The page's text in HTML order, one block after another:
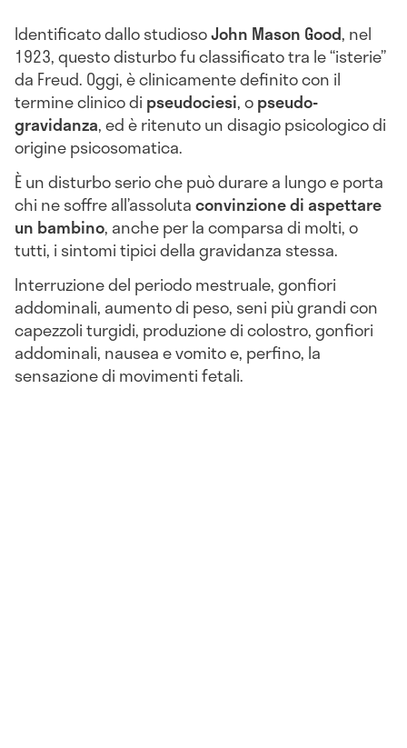
Identificato dallo studiosoJohn Mason Good, nel
1923, questo disturbo fu classificato tra le “isterie”
da Freud. Oggi, è clinicamente definito con il
termine clinico di pseudociesi, opseudo-
gravidanza, ed è ritenuto un disagio psicologico di
origine psicosomatica.
È un disturbo serio che può durare a lungo e porta
chi ne soffre all’assolutaconvinzione di aspettare
un bambino, anche per la comparsa di molti, o
tutti, i sintomi tipici della gravidanza stessa.
Interruzione del periodo mestruale, gonfiori
addominali, aumento di peso, seni più grandi con
capezzoli turgidi, produzione di colostro, gonfiori
addominali, nausea e vomito e, perfino, la
sensazione di movimenti fetali.